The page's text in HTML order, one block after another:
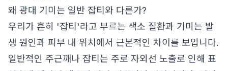
왜 광대 기미는 일반 잡티와 다른가?
우리가 흔히 '잡티'라고 부르는 색소 질환과 기미는 발
생 원인과 피부 내 위치에서 근본적인 차이를 보입니다.
일반적인 주근깨나 잡티는 주로 자외선 노출로 인해 표